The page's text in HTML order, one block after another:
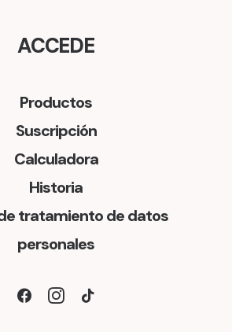
ACCEDE
Productos
Suscripción
Calculadora
Historia
tratamiento de datos
personales